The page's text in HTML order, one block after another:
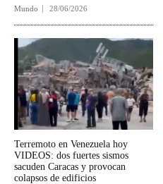
Mundo 28/06/2026
Terremoto en Venezuela hoy
VIDEOS: dos fuertes sismos
sacuden Caracas y provocan
colapsos de edificios